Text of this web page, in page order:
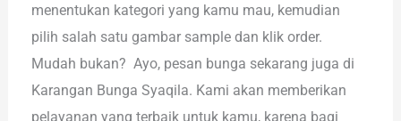
menentukan kategori yang kamu mau, kemudian
pilih salah satu gambar sample dan klik order.
Mudah bukan? Ayo, pesan bunga sekarang juga di
Karangan Bunga Syaqila. Kami akan memberikan
pelayanan yang terbaik untuk kamu, karena bagi